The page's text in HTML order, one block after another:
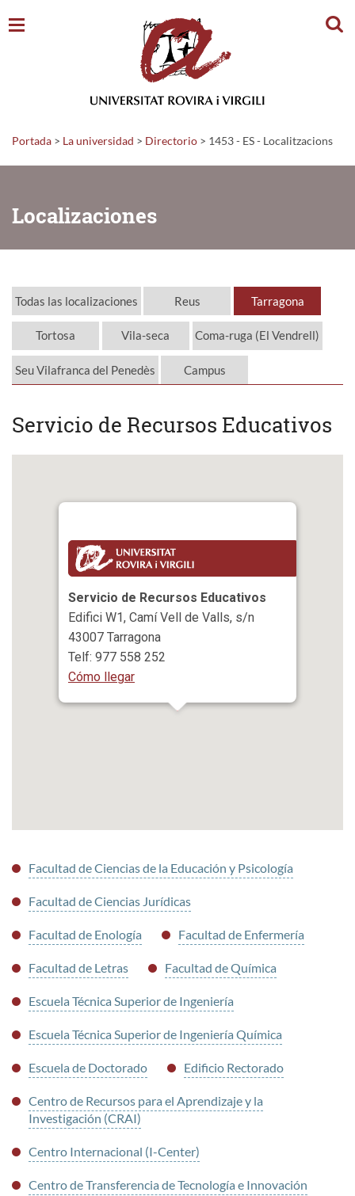
Portada > La universidad > Directorio > 1453 - ES - Localitzacions
Localizaciones
Todas las localizaciones Reus Tarragona
Tortosa Vila-seca Coma-ruga (El Vendrell)
Seu Vilafranca del Penedès Campus
Servicio de Recursos Educativos
Servicio de Recursos Educativos
Edifici W1, Camí Vell de Valls, s/n
43007 Tarragona
Telf: 977 558 252
Cómo llegar
Facultad de Ciencias de la Educación y Psicología
Facultad de Ciencias Jurídicas
Facultad de Enología Facultad de Enfermería
Facultad de Letras Facultad de Química
Escuela Técnica Superior de Ingeniería
Escuela Técnica Superior de Ingeniería Química
Escuela de Doctorado Edificio Rectorado
Centro de Recursos para el Aprendizaje y la
Investigación (CRAI)
Centro Internacional (I-Center)
Centro de Transferencia de Tecnología e Innovación